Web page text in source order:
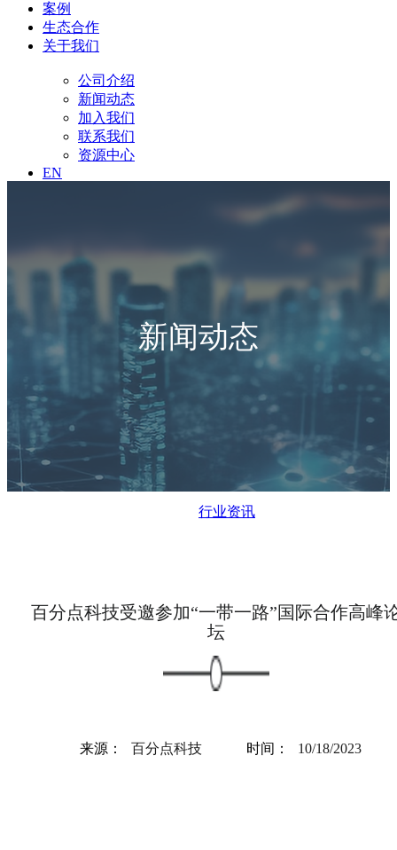
案例
生态合作
关于我们
公司介绍
新闻动态
加入我们
联系我们
资源中心
EN
新闻动态
行业资讯
百分点科技受邀参加“一带一路”国际合作高峰
坛
来源： 百分点科技 时间： 10/18/2023